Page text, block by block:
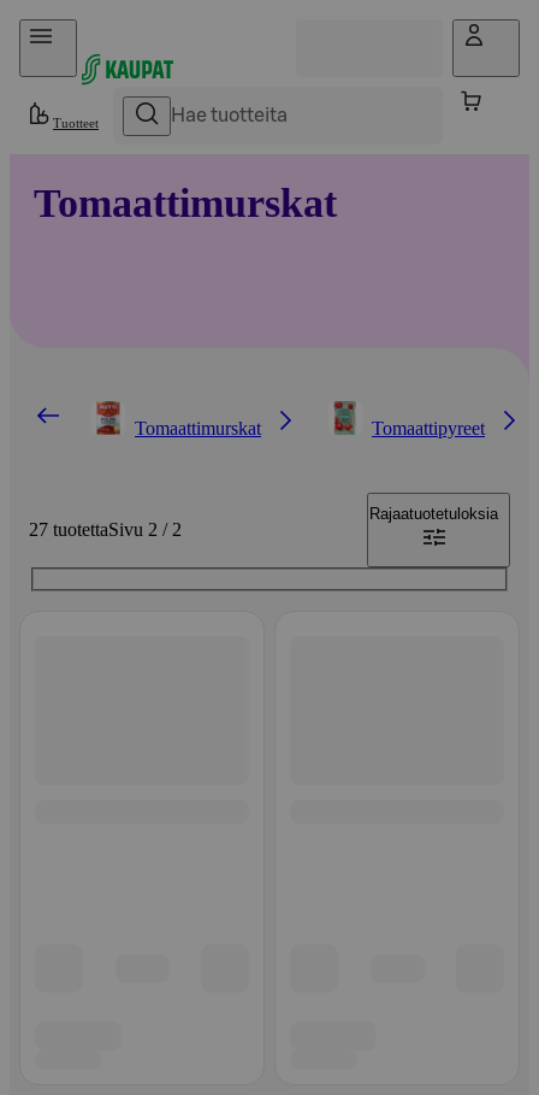
Hyppää sisältöön
Tuotteet
Tomaattimurskat
Tomaattimurskat Tomaattipyreet
27 tuotettaSivu 2 / 2
Rajaatuotetuloksia